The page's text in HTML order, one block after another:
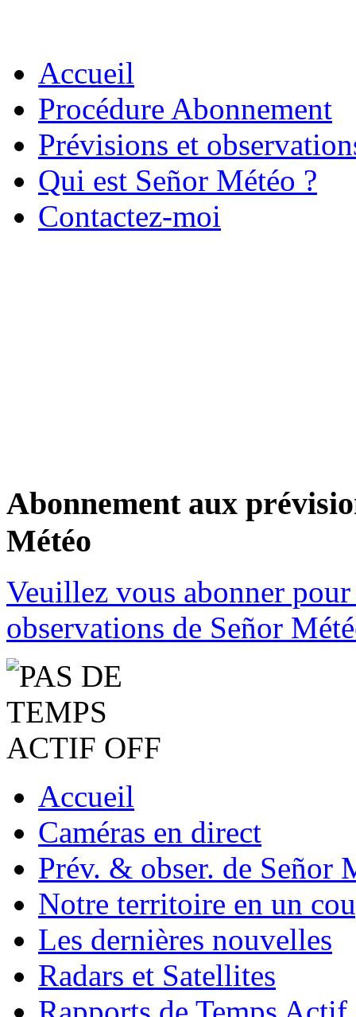
Accueil
Procédure Abonnement
Prévisions et
Qui est Señor Météo ?
Contactez-moi
Abonnement aux
Météo
Veuillez vous abonner
observations de Señor
Accueil
Caméras en direct
Prév. & obser. de Señor
Notre territoire en un
Les dernières nouvelles
Radars et Satellites